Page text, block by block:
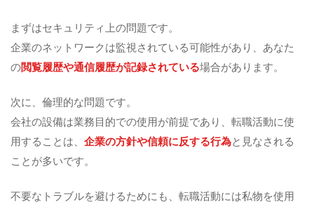
まずはセキュリティ上の問題です。
企業のネットワークは監視されている可能性があり、あなた
の閲覧履歴や通信履歴が記録されている場合があります。
次に、倫理的な問題です。
会社の設備は業務目的での使用が前提であり、転職活動に使
用することは、 企業の方針や信頼に反する行為と見なされる
ことが多いです。
不要なトラブルを避けるためにも、転職活動には私物を使用